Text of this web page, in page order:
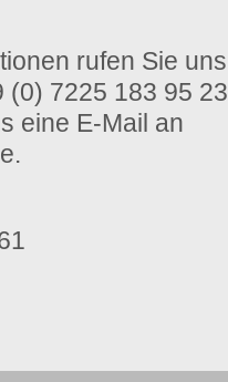
rufen Sie
(0) 7225 183 95
eine E-Mail an